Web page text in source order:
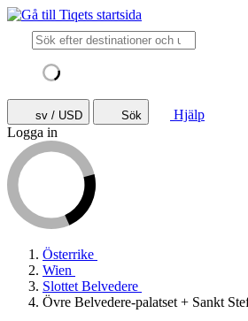
sv / USD Sök
Hjälp
Logga in
Österrike
Wien
Slottet Belvedere
Övre Belvedere-palatset + Sankt